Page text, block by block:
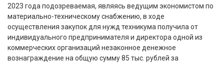
2023 года подозреваемая, являясь ведущим экономистом по
материально-техническому снабжению, в ходе
осуществления закупок для нужд техникума получила от
индивидуального предпринимателя и директора одной из
коммерческих организаций незаконное денежное
вознаграждение на общую сумму 85 тыс. рублей за